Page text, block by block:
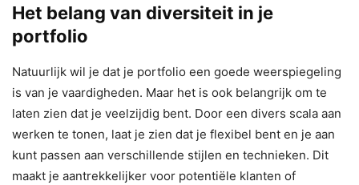
Het belang van diversiteit in je
portfolio
Natuurlijk wil je dat je portfolio een goede weerspiegeling
is van je vaardigheden. Maar het is ook belangrijk om te
laten zien dat je veelzijdig bent. Door een divers scala aan
werken te tonen, laat je zien dat je flexibel bent en je aan
kunt passen aan verschillende stijlen en technieken. Dit
maakt je aantrekkelijker voor potentiële klanten of